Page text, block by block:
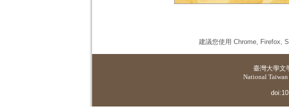
建議您使用 Chrome, Firefox,
臺灣大學文
National